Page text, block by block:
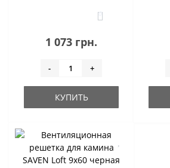
0
1 073 грн.
- +
КУПИТЬ